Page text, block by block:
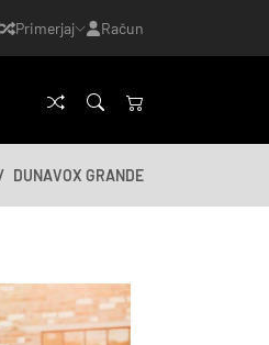
Primerjaj Račun
DUNAVOX GRANDE